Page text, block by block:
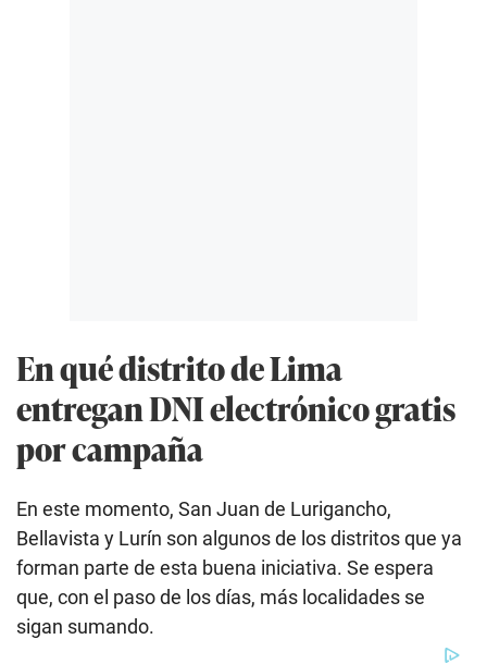
En qué distrito de Lima
entregan DNI electrónico gratis
por campaña
En este momento, San Juan de Lurigancho,
Bellavista y Lurín son algunos de los distritos que ya
forman parte de esta buena iniciativa. Se espera
que, con el paso de los días, más localidades se
sigan sumando.